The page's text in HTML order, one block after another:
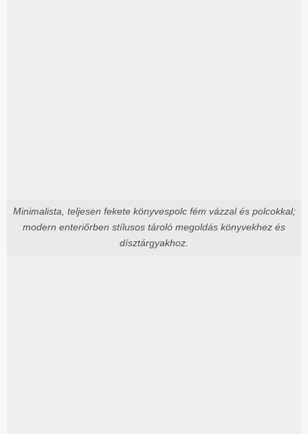
Minimalista, teljesen fekete könyvespolc fém vázzal és polcokkal;
modern enteriőrben stílusos tároló megoldás könyvekhez és
dísztárgyakhoz.